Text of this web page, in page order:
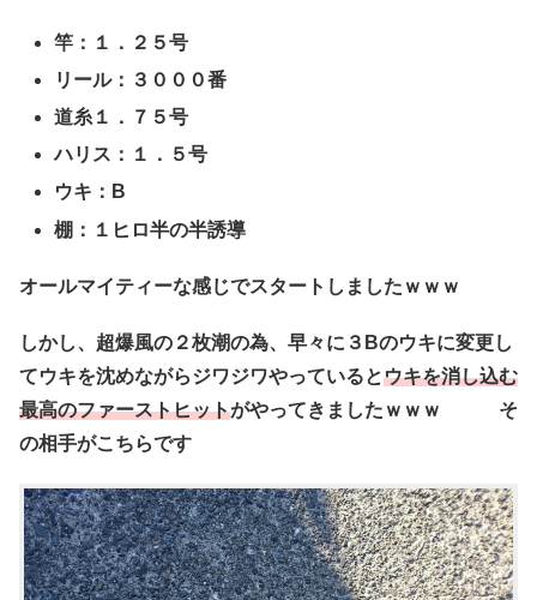
竿：１．２５号
リール：３０００番
道糸１．７５号
ハリス：１．５号
ウキ：B
棚：１ヒロ半の半誘導
オールマイティーな感じでスタートしましたｗｗｗ
しかし、超爆風の２枚潮の為、早々に３Bのウキに変更し
てウキを沈めながらジワジワやっているとウキを消し込む
最高のファーストヒットがやってきましたｗｗｗ そ
の相手がこちらです